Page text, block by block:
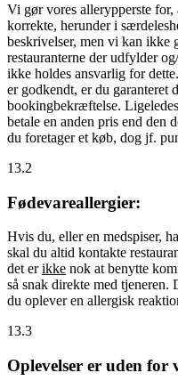
Vi gør vores allerypperste
korrekte, herunder i
beskrivelser, men vi kan ikke
restauranterne der udfylder
ikke holdes ansvarlig for
er godkendt, er du garanteret
bookingbekræftelse.
betale en anden pris end den
du foretager et køb, dog jf.
13.2
Fødevareallergier:
Hvis du, eller en medspiser,
skal du altid kontakte
det erikke nok at benytte
så snak direkte med
du oplever en allergisk
13.3
Oplevelser er uden for